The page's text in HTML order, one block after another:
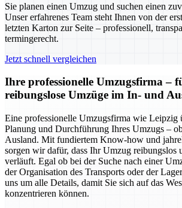
Sie planen einen Umzug und suchen einen
Unser erfahrenes Team steht Ihnen von der
letzten Karton zur Seite – professionell,
termingerecht.
Jetzt schnell vergleichen
Ihre professionelle Umzugsfirma –
reibungslose Umzüge im In- und
Eine professionelle Umzugsfirma wie Leipzig
Planung und Durchführung Ihres Umzugs –
Ausland. Mit fundiertem Know-how und
sorgen wir dafür, dass Ihr Umzug reibungslos
verläuft. Egal ob bei der Suche nach einer
der Organisation des Transports oder der
uns um alle Details, damit Sie sich auf das
konzentrieren können.